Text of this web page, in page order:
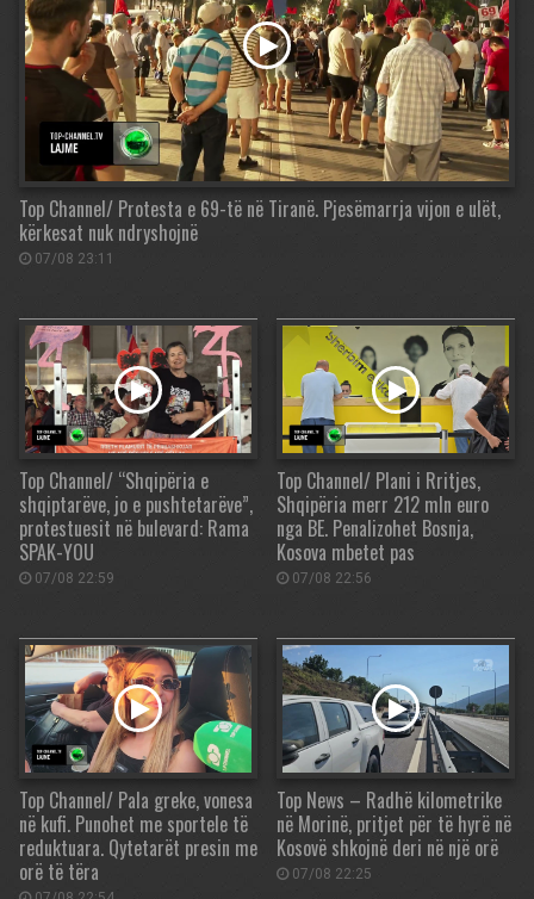
Top Channel/ Protesta e 69-të në Tiranë. Pjesëmarrja vijon e ulët,
kërkesat nuk ndryshojnë
07/08 23:11
Top Channel/ “Shqipëria e
shqiptarëve, jo e pushtetarëve”,
protestuesit në bulevard: Rama
SPAK-YOU
07/08 22:59
Top Channel/ Plani i Rritjes,
Shqipëria merr 212 mln euro
nga BE. Penalizohet Bosnja,
Kosova mbetet pas
07/08 22:56
Top Channel/ Pala greke, vonesa
në kufi. Punohet me sportele të
reduktuara. Qytetarët presin me
orë të tëra
Top News – Radhë kilometrike
në Morinë, pritjet për të hyrë në
Kosovë shkojnë deri në një orë
07/08 22:25